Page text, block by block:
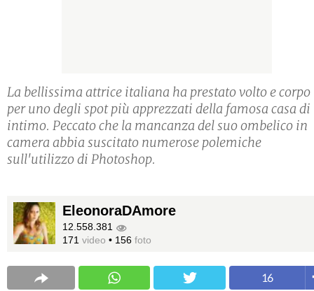
La bellissima attrice italiana ha prestato volto e corpo
per uno degli spot più apprezzati della famosa casa di
intimo. Peccato che la mancanza del suo ombelico in
camera abbia suscitato numerose polemiche
sull'utilizzo di Photoshop.
EleonoraDAmore
12.558.381
171 video • 156 foto
16